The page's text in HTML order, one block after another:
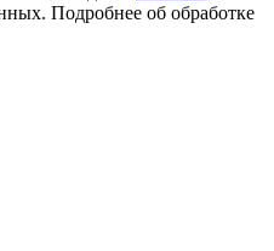
Подробнее об обработке